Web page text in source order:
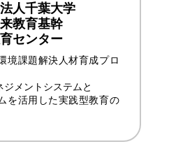
人千葉大学
教育基幹
センター
境課題解決人材育成プロ
ジメントシステムと
を活用した実践型教育の